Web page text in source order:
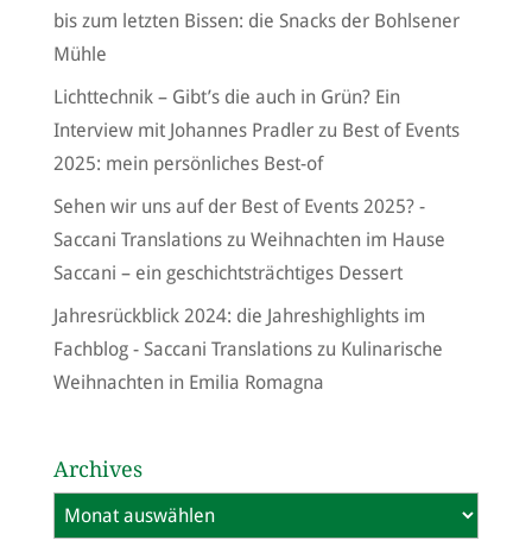
bis zum letzten Bissen: die Snacks der Bohlsener
Mühle
Lichttechnik – Gibt’s die auch in Grün? Ein
Interview mit Johannes Pradlerzu Best of Events
2025: mein persönliches Best-of
Sehen wir uns auf der Best of Events 2025? -
Saccani Translationszu Weihnachten im Hause
Saccani – ein geschichtsträchtiges Dessert
Jahresrückblick 2024: die Jahreshighlights im
Fachblog - Saccani Translationszu Kulinarische
Weihnachten in Emilia Romagna
Archives
Archives